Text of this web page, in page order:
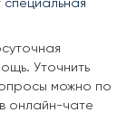
специальная
Уточнить
можно по
онлайн-чате